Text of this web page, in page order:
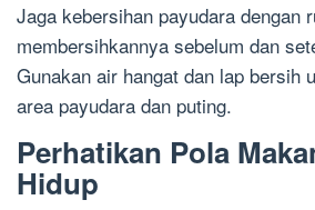
Jaga kebersihan payudara dengan
membersihkannya sebelum dan
Gunakan air hangat dan lap bersih
area payudara dan puting.
Perhatikan Pola
Hidup